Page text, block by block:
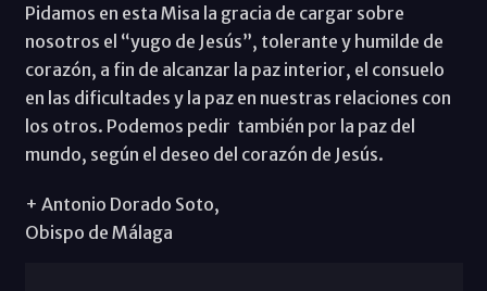
Pidamos en esta Misa la gracia de cargar sobre
nosotros el “yugo de Jesús”, tolerante y humilde de
corazón, a fin de alcanzar la paz interior, el consuelo
en las dificultades y la paz en nuestras relaciones con
los otros. Podemos pedir también por la paz del
mundo, según el deseo del corazón de Jesús.
+ Antonio Dorado Soto,
Obispo de Málaga